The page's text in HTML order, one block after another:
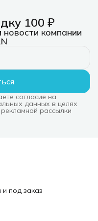
100 ₽
компании
согласие на
данных в целях
рассылки
под заказ